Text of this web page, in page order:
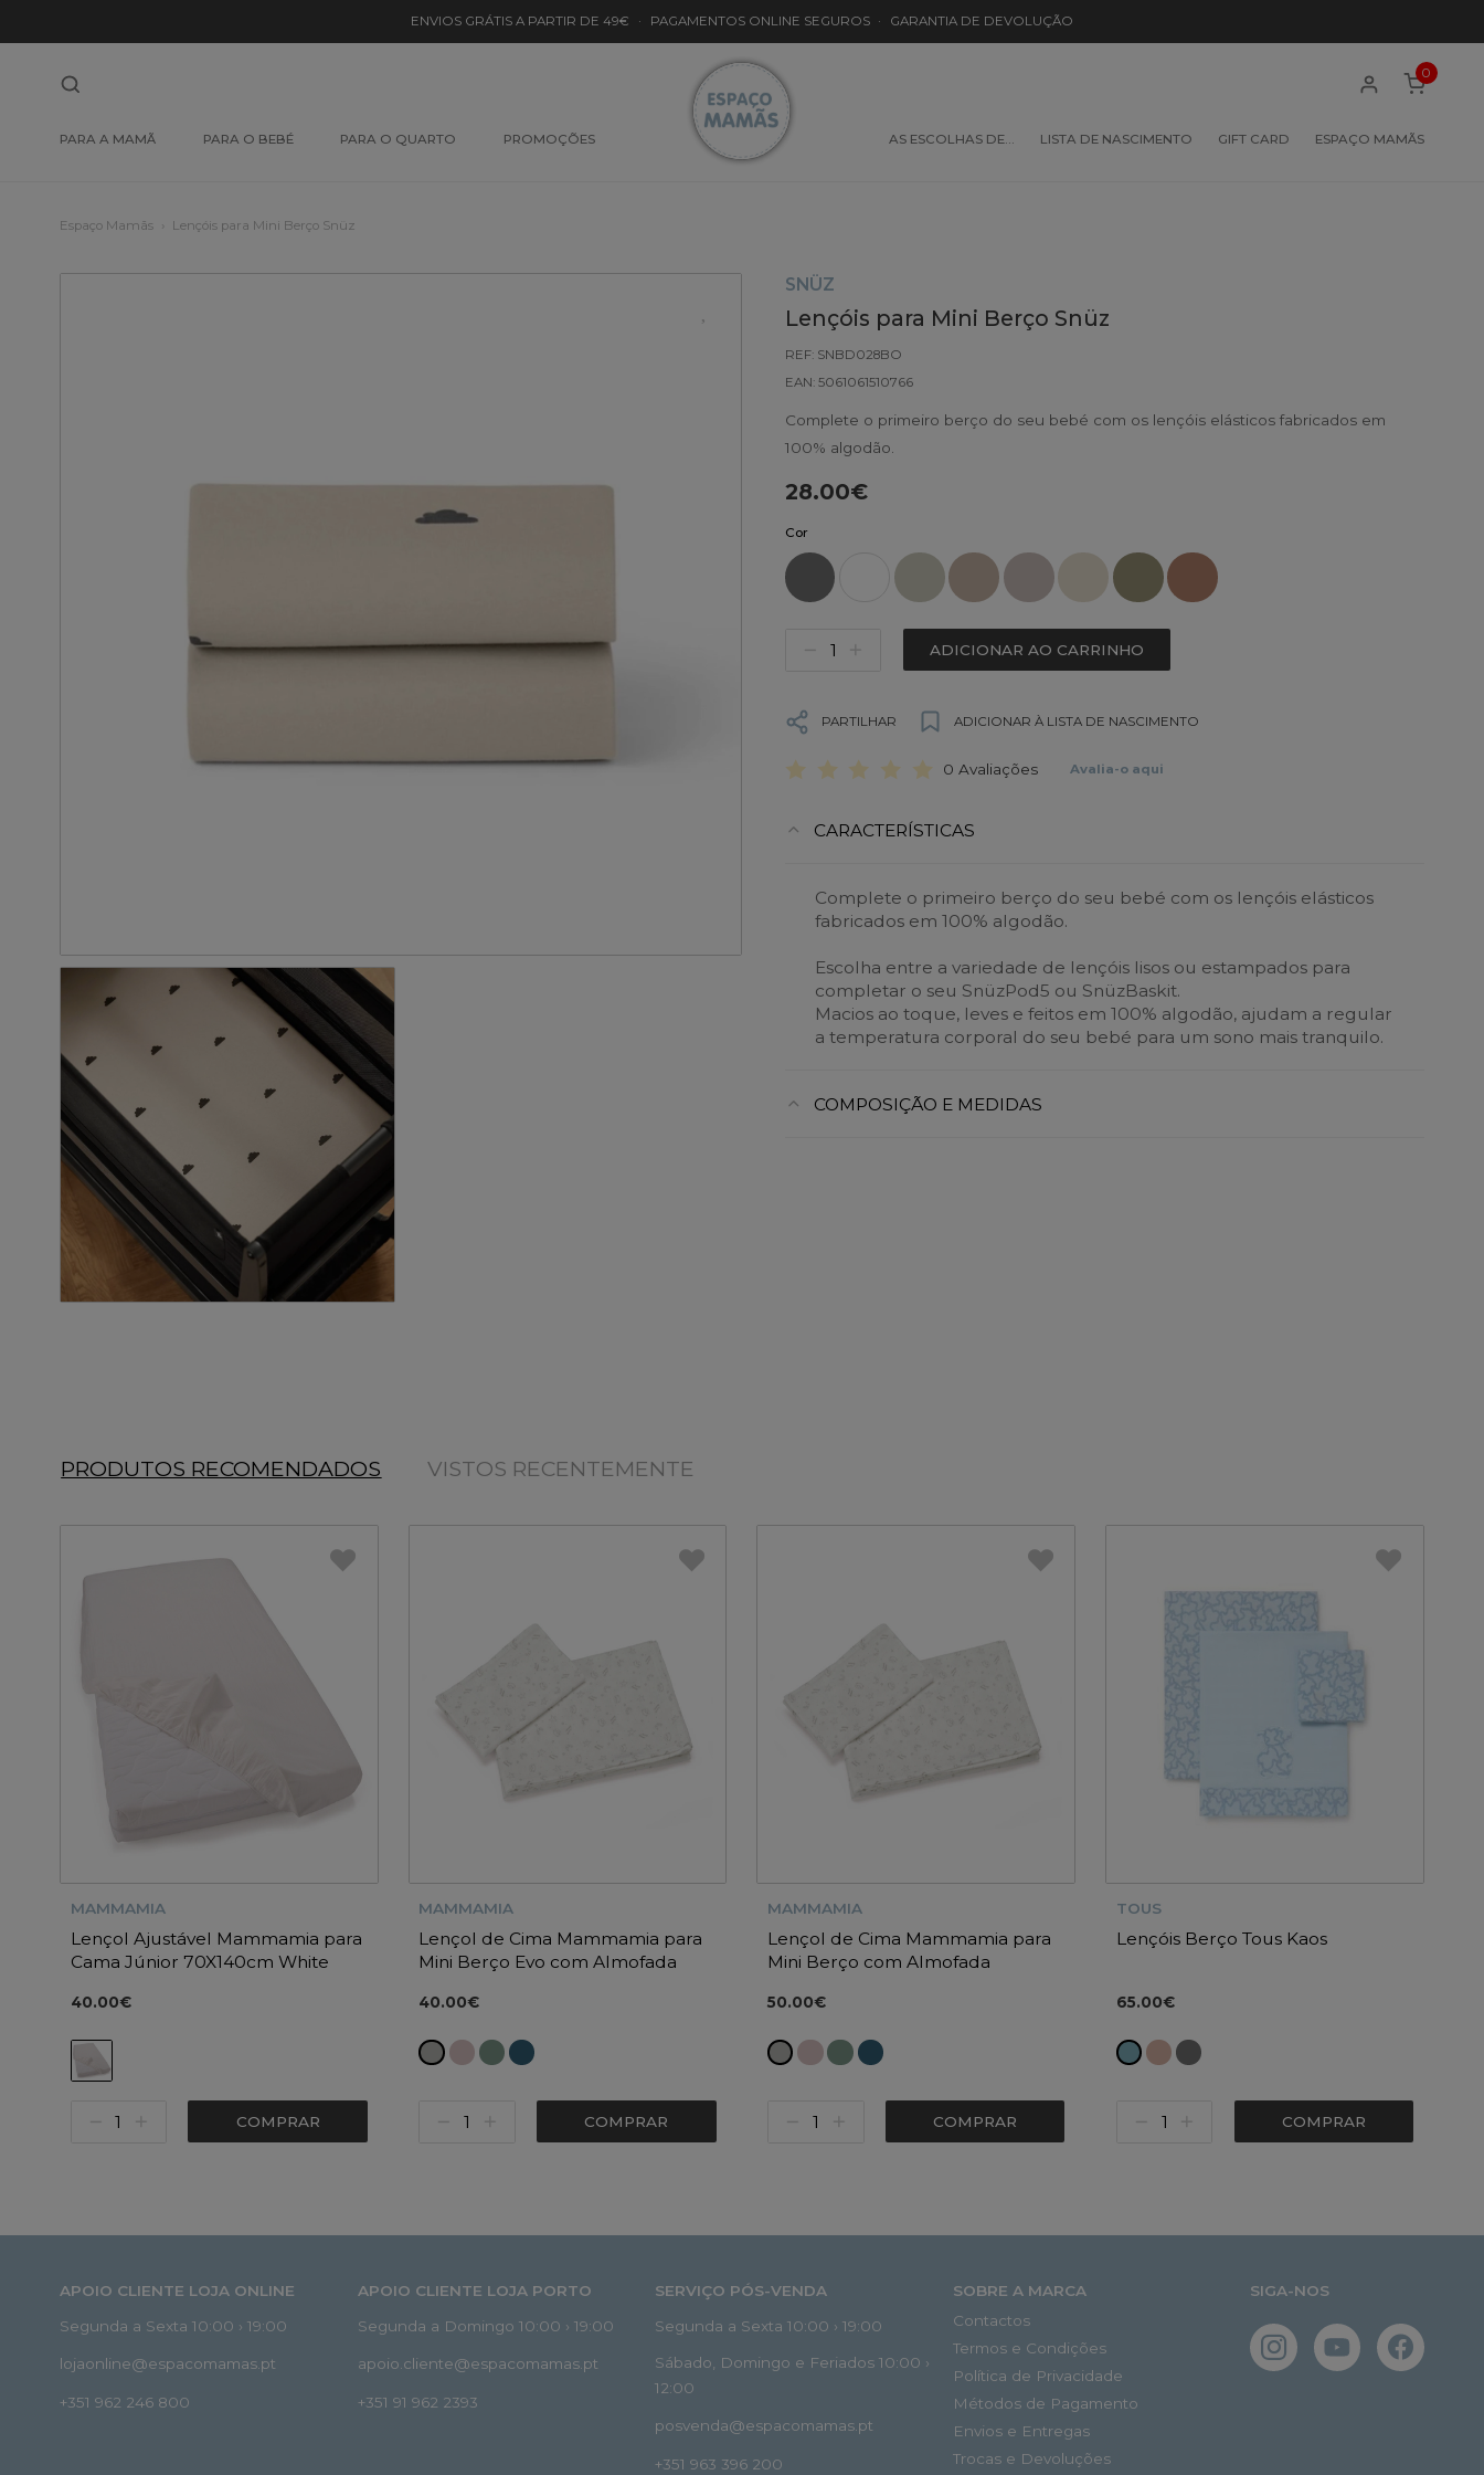
ENVIOS GRÁTIS A PARTIR DE 49€ · PAGAMENTOS ONLINE SEGUROS · GARANTIA DE DEVOLUÇÃO
PARA A MAMÃ PARA O BEBÉ PARA O QUARTO PROMOÇÕES AS ESCOLHAS DE… LISTA DE NASCIMENTO GIFT CARD ESPAÇO MAMÃS
0
Espaço Mamãs Lençóis para Mini Berço Snüz
SNÜZ
Lençóis para Mini Berço Snüz
REF: SNBD028BO
EAN: 5061061510766
Complete o primeiro berço do seu bebé com os lençóis elásticos fabricados em
100% algodão.
28.00€
Cor
ADICIONAR AO CARRINHO
PARTILHAR ADICIONAR À LISTA DE NASCIMENTO
0 Avaliações Avalia-o aqui
CARACTERÍSTICAS
Complete o primeiro berço do seu bebé com os lençóis elásticos
fabricados em 100% algodão.
Escolha entre a variedade de lençóis lisos ou estampados para
completar o seu SnüzPod5 ou SnüzBaskit.
Macios ao toque, leves e feitos em 100% algodão, ajudam a regular
a temperatura corporal do seu bebé para um sono mais tranquilo.
COMPOSIÇÃO E MEDIDAS
PRODUTOS RECOMENDADOS VISTOS RECENTEMENTE
MAMMAMIA
Lençol Ajustável Mammamia para
Cama Júnior 70X140cm White
40.00€
COMPRAR
MAMMAMIA
Lençol de Cima Mammamia para
Mini Berço Evo com Almofada
40.00€
COMPRAR
MAMMAMIA
Lençol de Cima Mammamia para
Mini Berço com Almofada
50.00€
COMPRAR
TOUS
Lençóis Berço Tous Kaos
65.00€
COMPRAR
APOIO CLIENTE LOJA ONLINE
Segunda a Sexta 10:00 › 19:00
lojaonline@espacomamas.pt
+351 962 246 800
APOIO CLIENTE LOJA PORTO
Segunda a Domingo 10:00 › 19:00
apoio.cliente@espacomamas.pt
+351 91 962 2393
SERVIÇO PÓS-VENDA
Segunda a Sexta 10:00 › 19:00
Sábado, Domingo e Feriados 10:00 ›
12:00
posvenda@espacomamas.pt
+351 963 396 200
SOBRE A MARCA
Contactos
Termos e Condições
Política de Privacidade
Métodos de Pagamento
Envios e Entregas
Trocas e Devoluções
SIGA-NOS